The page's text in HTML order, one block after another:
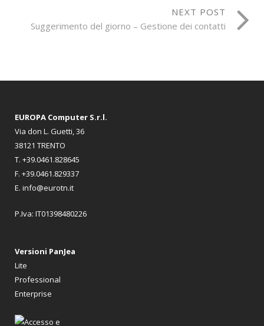
NEXT POST
Suggerimento del giorno – Gestione dei contatti
EUROPA Computer S.r.l.
Via don L. Guetti, 36
38121 TRENTO
T. +39.0461.828645
F. +39.0461.829337
E. info@eurotn.it
P.Iva: IT01398480226
Versioni PanJea
Lite
Professional
Enterprise